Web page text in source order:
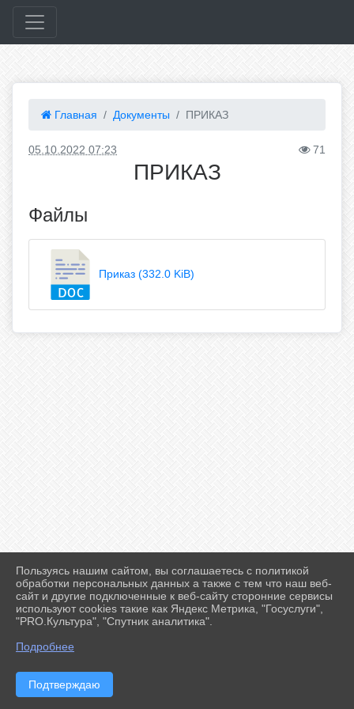
Главная Документы ПРИКАЗ
05.10.2022 07:23 71
ПРИКАЗ
Файлы
Приказ (332.0 KiB)
2026 г. ff-karate.ru
Вход
Карта сайта
Политика обработки персональных данных
Сделано на KubCMS
Пользуясь нашим сайтом, вы соглашаетесь с политикой
обработки персональных данных а также с тем что наш веб-
сайт и другие подключенные к веб-сайту сторонние сервисы
используют cookies такие как Яндекс Метрика, "Госуслуги",
"PRO.Культура", "Спутник аналитика".
Подробнее
Подтверждаю